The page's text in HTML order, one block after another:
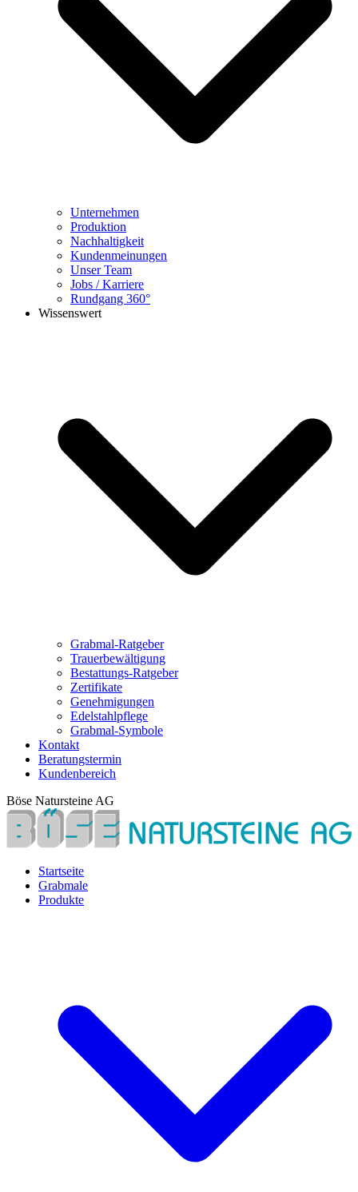
Unternehmen
Produktion
Nachhaltigkeit
Kundenmeinungen
Unser Team
Jobs / Karriere
Rundgang 360°
Wissenswert
Grabmal-Ratgeber
Trauerbewältigung
Bestattungs-Ratgeber
Zertifikate
Genehmigungen
Edelstahlpflege
Grabmal-Symbole
Kontakt
Beratungstermin
Kundenbereich
Böse Natursteine AG
Startseite
Grabmale
Produkte